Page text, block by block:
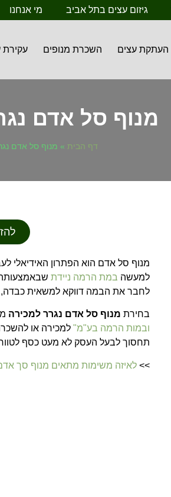
גיזום עצים בתל אביב מי אנחנו
העתקת עצים השכרת מנופים עקירת
מנוף סל אדם
דף הבית » מנוף סל אדם
מנוף סל אדם הוא הפתרון האידיאלי
למעשה במת הרמה ניידת
לחבר את הבמה דווקא למשאית כבדה,
בחירת מנוף סל אדם נגרר למכירה
ובמות הרמה בע"מ" למכירה או
תחסוך לבעל העסק לא מעט כסף
>>לאיזה משימות מתאים מנוף סך